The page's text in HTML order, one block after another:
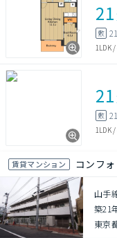
21
敷
1LDK/
21
敷
1LDK/
賃貸マンション コンフ
山手
築21
東京